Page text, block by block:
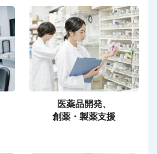
医薬品開発、
創薬・製薬支援